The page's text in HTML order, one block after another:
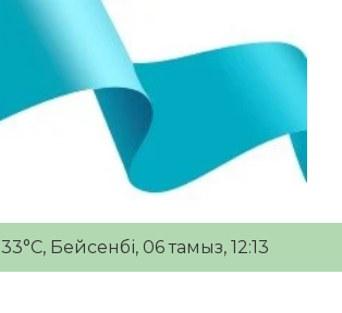
33°C, Бейсенбі, 06 тамыз, 12:13